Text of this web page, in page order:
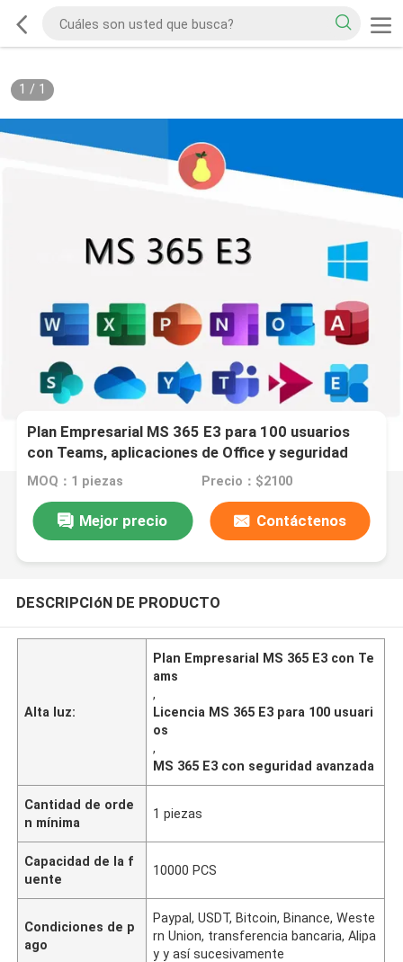
1 / 1
Plan Empresarial MS 365 E3 para 100 usuarios
con Teams, aplicaciones de Office y seguridad
avanzada
MOQ：1 piezas Precio：$2100
Mejor precio Contáctenos
DESCRIPCIóN DE PRODUCTO
Alta luz:
Plan Empresarial MS 365 E3 con Te
ams
,
Licencia MS 365 E3 para 100 usuari
os
,
MS 365 E3 con seguridad avanzada
Cantidad de orde
n mínima
1 piezas
Capacidad de la f
uente
10000 PCS
Condiciones de p
ago
Paypal, USDT, Bitcoin, Binance, Weste
rn Union, transferencia bancaria, Alipa
y y así sucesivamente